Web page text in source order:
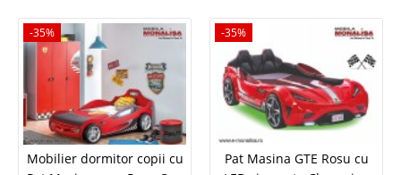
-35%
Mobilier dormitor copii cu
-35%
Pat Masina GTE Rosu cu